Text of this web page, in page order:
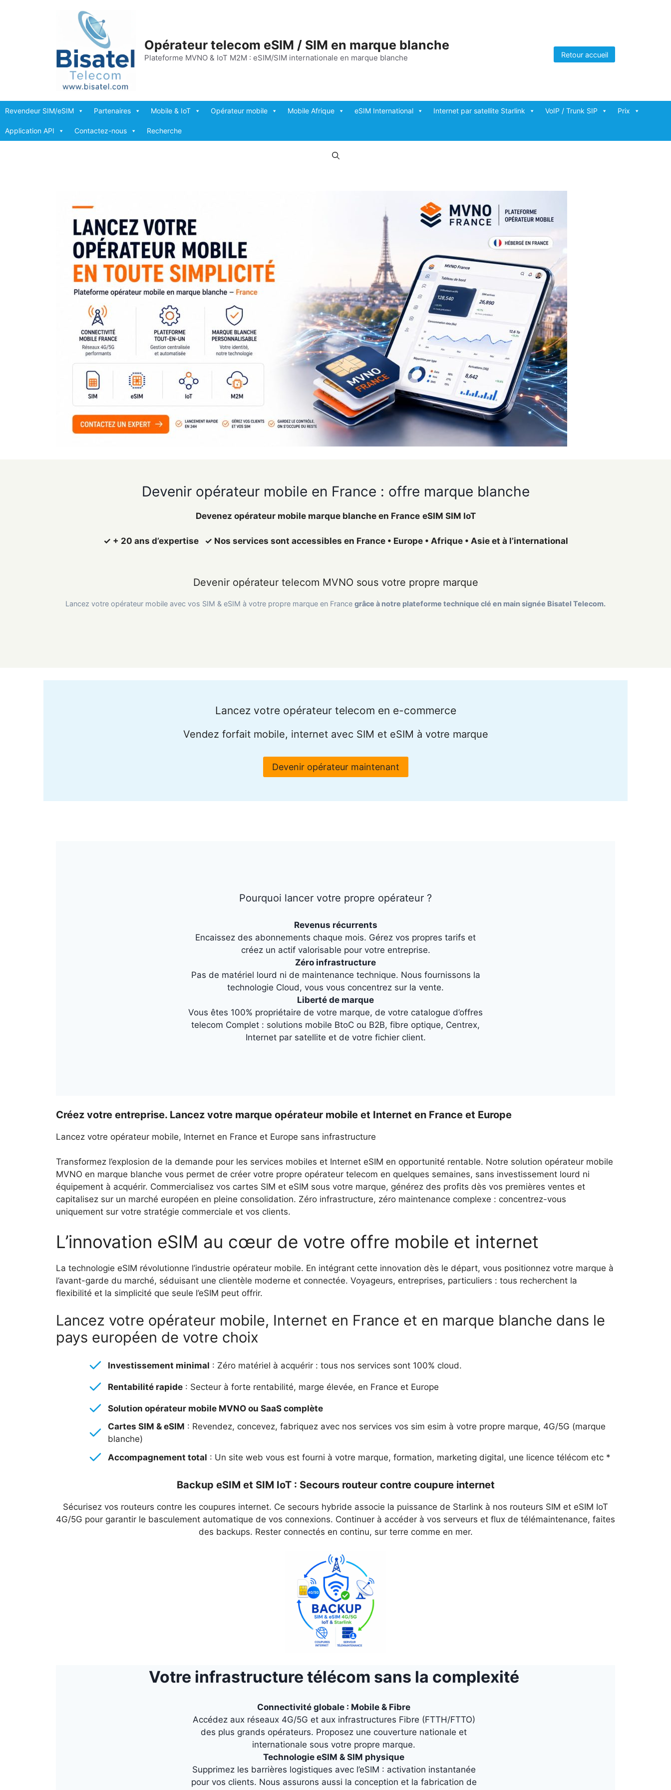
Opérateur telecom eSIM / SIM en marque blanche
Plateforme MVNO & IoT M2M : eSIM/SIM internationale en marque blanche Retour accueil
Revendeur SIM/eSIM Partenaires Mobile & IoT Opérateur mobile Mobile Afrique eSIM International Internet par satellite Starlink VoIP / Trunk SIP Prix
Application API Contactez-nous Recherche
Devenir opérateur mobile en France : offre marque blanche
Devenez opérateur mobile marque blanche en France eSIM SIM IoT
✓ + 20 ans d’expertise ✓ Nos services sont accessibles en France • Europe • Afrique • Asie et à l’international
Devenir opérateur telecom MVNO sous votre propre marque
Lancez votre opérateur mobile avec vos SIM & eSIM à votre propre marque en France grâce à notre plateforme technique clé en main signée Bisatel Telecom.
Lancez votre opérateur telecom en e-commerce
Vendez forfait mobile, internet avec SIM et eSIM à votre marque
Devenir opérateur maintenant
Pourquoi lancer votre propre opérateur ?
Revenus récurrents
Encaissez des abonnements chaque mois. Gérez vos propres tarifs et
créez un actif valorisable pour votre entreprise.
Zéro infrastructure
Pas de matériel lourd ni de maintenance technique. Nous fournissons la
technologie Cloud, vous vous concentrez sur la vente.
Liberté de marque
Vous êtes 100% propriétaire de votre marque, de votre catalogue d’offres
telecom Complet : solutions mobile BtoC ou B2B, fibre optique, Centrex,
Internet par satellite et de votre fichier client.
Créez votre entreprise. Lancez votre marque opérateur mobile et Internet en France et Europe
Lancez votre opérateur mobile, Internet en France et Europe sans infrastructure
Transformez l’explosion de la demande pour les services mobiles et Internet eSIM en opportunité rentable. Notre solution opérateur mobile
MVNO en marque blanche vous permet de créer votre propre opérateur telecom en quelques semaines, sans investissement lourd ni
équipement à acquérir. Commercialisez vos cartes SIM et eSIM sous votre marque, générez des profits dès vos premières ventes et
capitalisez sur un marché européen en pleine consolidation. Zéro infrastructure, zéro maintenance complexe : concentrez-vous
uniquement sur votre stratégie commerciale et vos clients.
L’innovation eSIM au cœur de votre offre mobile et internet
La technologie eSIM révolutionne l’industrie opérateur mobile. En intégrant cette innovation dès le départ, vous positionnez votre marque à
l’avant-garde du marché, séduisant une clientèle moderne et connectée. Voyageurs, entreprises, particuliers : tous recherchent la
flexibilité et la simplicité que seule l’eSIM peut offrir.
Lancez votre opérateur mobile, Internet en France et en marque blanche dans le
pays européen de votre choix
Investissement minimal : Zéro matériel à acquérir : tous nos services sont 100% cloud.
Rentabilité rapide : Secteur à forte rentabilité, marge élevée, en France et Europe
Solution opérateur mobile MVNO ou SaaS complète
Cartes SIM & eSIM : Revendez, concevez, fabriquez avec nos services vos sim esim à votre propre marque, 4G/5G (marque
blanche)
Accompagnement total : Un site web vous est fourni à votre marque, formation, marketing digital, une licence télécom etc *
Backup eSIM et SIM IoT : Secours routeur contre coupure internet
Sécurisez vos routeurs contre les coupures internet. Ce secours hybride associe la puissance de Starlink à nos routeurs SIM et eSIM IoT
4G/5G pour garantir le basculement automatique de vos connexions. Continuer à accéder à vos serveurs et flux de télémaintenance, faites
des backups. Rester connectés en continu, sur terre comme en mer.
Votre infrastructure télécom sans la complexité
Connectivité globale : Mobile & Fibre
Accédez aux réseaux 4G/5G et aux infrastructures Fibre (FTTH/FTTO)
des plus grands opérateurs. Proposez une couverture nationale et
internationale sous votre propre marque.
Technologie eSIM & SIM physique
Supprimez les barrières logistiques avec l’eSIM : activation instantanée
pour vos clients. Nous assurons aussi la conception et la fabrication de